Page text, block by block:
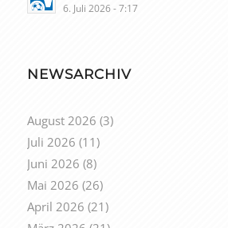
6. Juli 2026 - 7:17
NEWSARCHIV
August 2026 (3)
Juli 2026 (11)
Juni 2026 (8)
Mai 2026 (26)
April 2026 (21)